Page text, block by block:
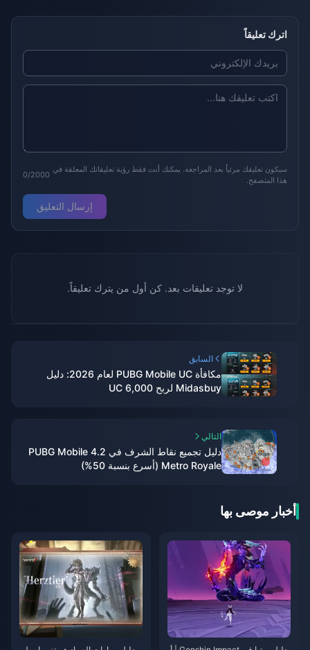
اترك تعليقاً
سيكون تعليقك مرئياً بعد المراجعة. يمكنك أنت فقط رؤية تعليقاتك المعلقة في
هذا المتصفح.
0/2000
إرسال التعليق
لا توجد تعليقات بعد. كن أول من يترك تعليقاً.
السابق
مكافأة PUBG Mobile UC لعام 2026: دليل
Midasbuy لربح 6,000 UC
التالي
دليل تجميع نقاط الشرف في PUBG Mobile 4.2
Metro Royale (أسرع بنسبة 50%)
أخبار موصى بها